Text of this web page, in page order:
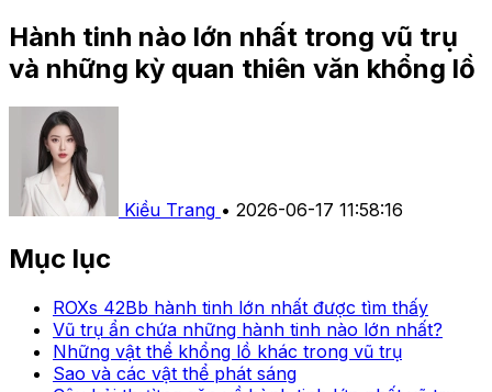
Hành tinh nào lớn nhất trong vũ trụ
và những kỳ quan thiên văn khổng lồ
Kiều Trang • 2026-06-17 11:58:16
Mục lục
ROXs 42Bb hành tinh lớn nhất được tìm thấy
Vũ trụ ẩn chứa những hành tinh nào lớn nhất?
Những vật thể khổng lồ khác trong vũ trụ
Sao và các vật thể phát sáng